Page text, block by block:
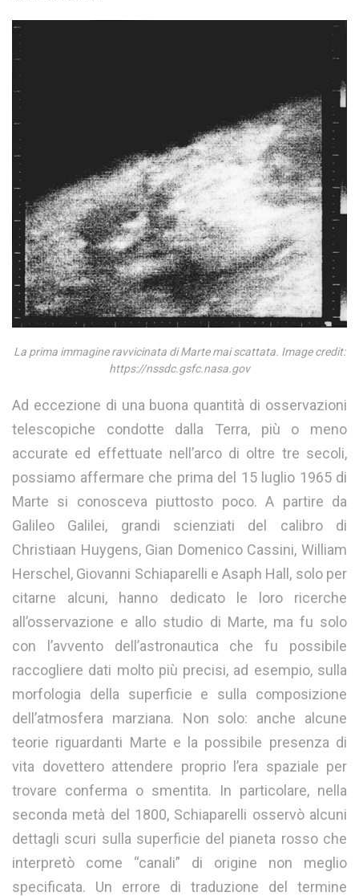
La prima immagine ravvicinata di Marte mai scattata. Image credit:
https://nssdc.gsfc.nasa.gov
Ad eccezione di una buona quantità di osservazioni
telescopiche condotte dalla Terra, più o meno
accurate ed effettuate nell’arco di oltre tre secoli,
possiamo affermare che prima del 15 luglio 1965 di
Marte si conosceva piuttosto poco. A partire da
Galileo Galilei, grandi scienziati del calibro di
Christiaan Huygens, Gian Domenico Cassini, William
Herschel, Giovanni Schiaparelli e Asaph Hall, solo per
citarne alcuni, hanno dedicato le loro ricerche
all’osservazione e allo studio di Marte, ma fu solo
con l’avvento dell’astronautica che fu possibile
raccogliere dati molto più precisi, ad esempio, sulla
morfologia della superficie e sulla composizione
dell’atmosfera marziana. Non solo: anche alcune
teorie riguardanti Marte e la possibile presenza di
vita dovettero attendere proprio l’era spaziale per
trovare conferma o smentita. In particolare, nella
seconda metà del 1800, Schiaparelli osservò alcuni
dettagli scuri sulla superficie del pianeta rosso che
interpretò come “canali” di origine non meglio
specificata. Un errore di traduzione del termine